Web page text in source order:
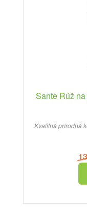
Sante Rúž
Kvalitná prírodná